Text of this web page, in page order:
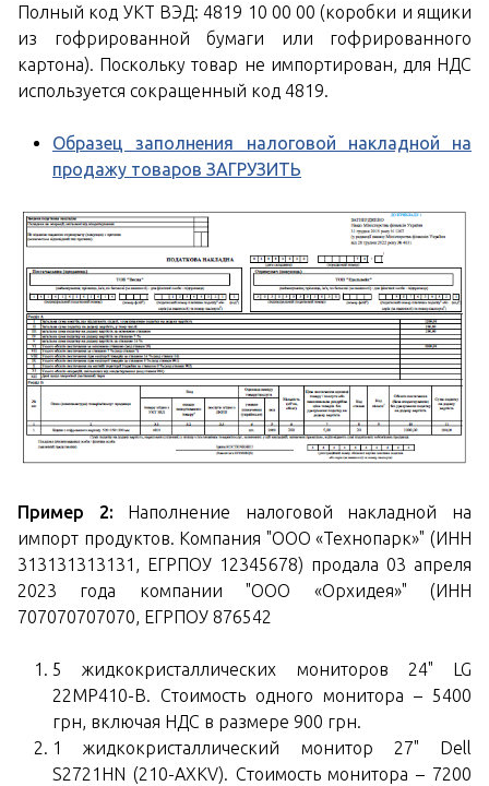
Полный код УКТ ВЭД: 4819 10 00 00 (коробки и ящики
из гофрированной бумаги или гофрированного
картона). Поскольку товар не импортирован, для НДС
используется сокращенный код 4819.
Образец заполнения налоговой накладной на
продажу товаров ЗАГРУЗИТЬ
Пример 2: Наполнение налоговой накладной на
импорт продуктов. Компания "ООО «Технопарк»" (ИНН
313131313131, ЕГРПОУ 12345678) продала 03 апреля
2023 года компании "ООО «Орхидея»" (ИНН
707070707070, ЕГРПОУ 876542
5 жидкокристаллических мониторов 24" LG
22MP410-B. Стоимость одного монитора – 5400
грн, включая НДС в размере 900 грн.
1 жидкокристаллический монитор 27" Dell
S2721HN (210-AXKV). Стоимость монитора – 7200